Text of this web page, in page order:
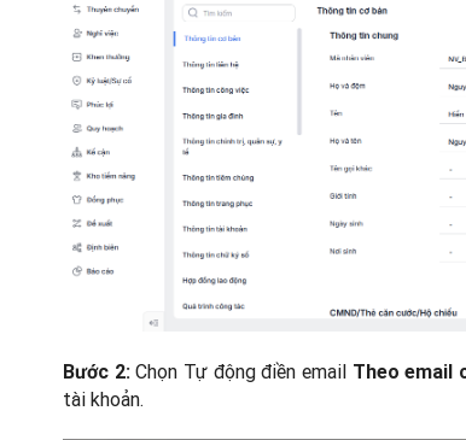
Bước 2:Chọn Tự động điền email Theo email
tài khoản.